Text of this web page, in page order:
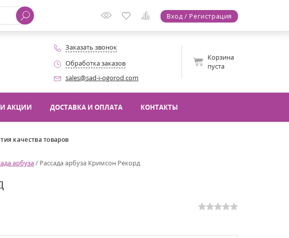
Вход / Регистрация
Заказать звонок
Обработка заказов
sales@sad-i-ogorod.com
Корзина
пуста
АКЦИИ ДОСТАВКА И ОПЛАТА КОНТАКТЫ
качества товаров
арбуза/ Рассада арбуза Кримсон Рекорд